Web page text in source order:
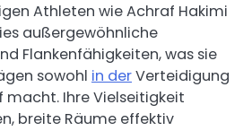
Athleten wie Achraf Hakimi
außergewöhnliche
Flankenfähigkeiten, was sie
sowohl in derVerteidigung
macht. Ihre Vielseitigkeit
breite Räume effektiv